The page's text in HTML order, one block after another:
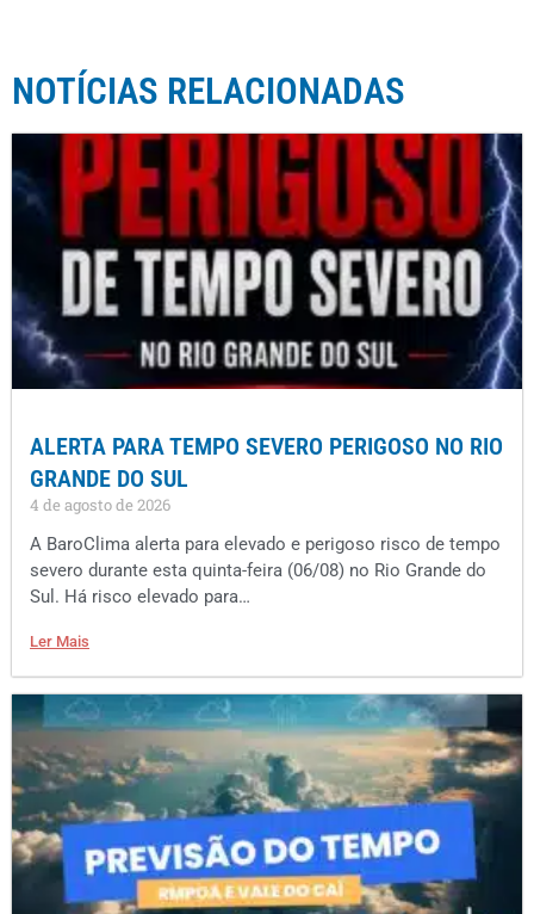
NOTÍCIAS RELACIONADAS
ALERTA PARA TEMPO SEVERO PERIGOSO NO RIO
GRANDE DO SUL
4 de agosto de 2026
A BaroClima alerta para elevado e perigoso risco de tempo
severo durante esta quinta-feira (06/08) no Rio Grande do
Sul. Há risco elevado para…
Ler Mais